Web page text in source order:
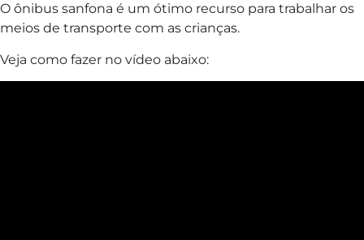
O ônibus sanfona é um ótimo recurso para trabalhar os
meios de transporte com as crianças.
Veja como fazer no vídeo abaixo: